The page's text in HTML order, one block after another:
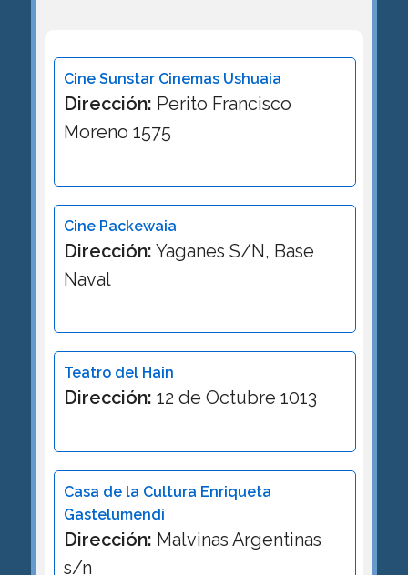
Cine Sunstar Cinemas Ushuaia
Dirección: Perito Francisco
Moreno 1575
Cine Packewaia
Dirección: Yaganes S/N, Base
Naval
Teatro del Hain
Dirección: 12 de Octubre 1013
Casa de la Cultura Enriqueta
Gastelumendi
Dirección: Malvinas Argentinas
s/n